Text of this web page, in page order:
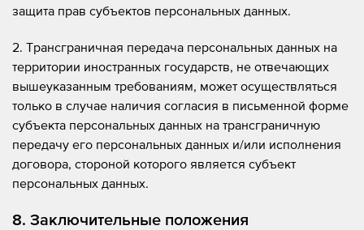
защита прав субъектов персональных данных.
2. Трансграничная передача персональных данных на
территории иностранных государств, не отвечающих
вышеуказанным требованиям, может осуществляться
только в случае наличия согласия в письменной форме
субъекта персональных данных на трансграничную
передачу его персональных данных и/или исполнения
договора, стороной которого является субъект
персональных данных.
8. Заключительные положения